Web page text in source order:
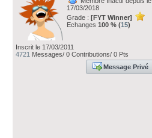
17/03/2018
Grade : [FYT Winner]
Echanges 100 % (15)
Inscrit le 17/03/2011
4721 Messages/ 0 Contributions/ 0 Pts
Message Privé